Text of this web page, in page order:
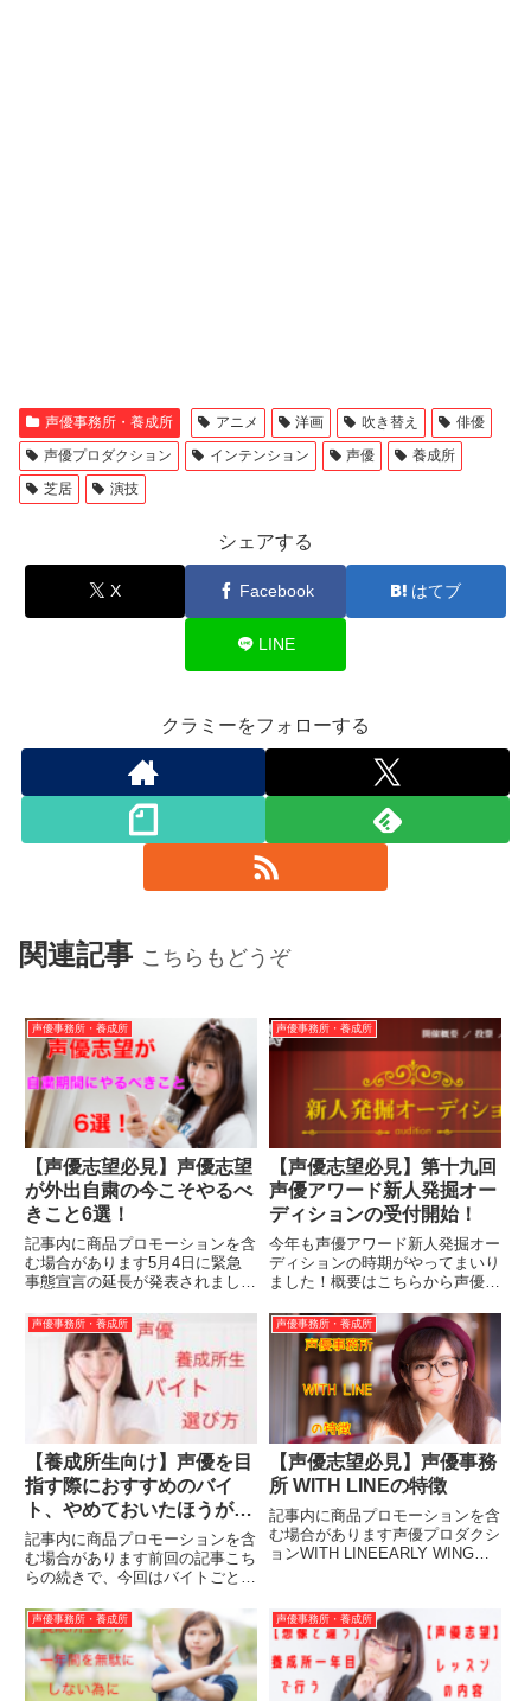
声優事務所・養成所 アニメ 洋画 吹き替え
俳優
声優プロダクション
インテンション 声優
養成所
芝居
演技
シェアする
X Facebook はてブ
LINE
クラミーをフォローする
関連記事 こちらもどうぞ
声優事務所・養成所
【声優志望必見】声優志望
が外出自粛の今こそやるべ
きこと6選！
記事内に商品プロモーションを含
む場合があります5月4日に緊急
事態宣言の延長が発表されました
受けています感染拡大を防ぐため
にアフレコやイベントがなくなっ
たりアニメの放送が延期になって
いたりしますね非常事態宣言を
声優事務所・養成所
【声優志望必見】第十九回
声優アワード新人発掘オー
ディションの受付開始！
今年も声優アワード新人発掘オー
ディションの時期がやってまいり
ました！概要はこちらから声優ア
は？声優アワードとはその年度に
「最も印象に残る」声優や作品を
対象に、その業績を称える本格的
な「声優」を対象とするアワー
声優事務所・養成所
【養成所生向け】声優を目
指す際におすすめのバイ
ト、やめておいたほうがい
いバイト【パート2】
記事内に商品プロモーションを含
む場合があります前回の記事こち
らの続きで、今回はバイトごとに
紹介していきます。主に僕の経験
則を基に記していきます。接客業
コンビニメリット覚えてしまえば
比較的楽なバイト。喋る仕事な
の...
声優事務所・養成所
【声優志望必見】声優事務
所 WITH LINEの特徴
記事内に商品プロモーションを含
む場合があります声優プロダクシ
ョンWITH LINEEARLY WING系
の紹介をしようと思います！
WITH LINEとは？株式会社WITH
声優事務所・養成所 声優事務所・養成所